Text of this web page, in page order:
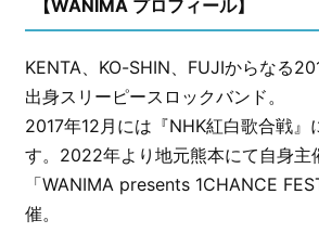
【WANIMA プロフィール】
KENTA、KO-SHIN、FUJIからなる
出身スリーピースロックバンド。
2017年12月には『NHK紅白歌合戦』
す。2022年より地元熊本にて自身主
「WANIMA presents 1CHANCE
催。